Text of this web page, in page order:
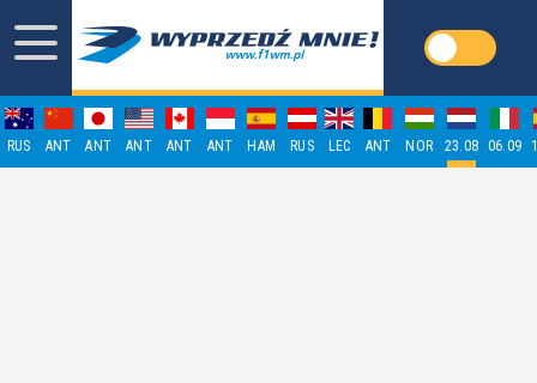
RUS ANT ANT ANT ANT ANT HAM RUS LEC ANT NOR 23.08 06.09